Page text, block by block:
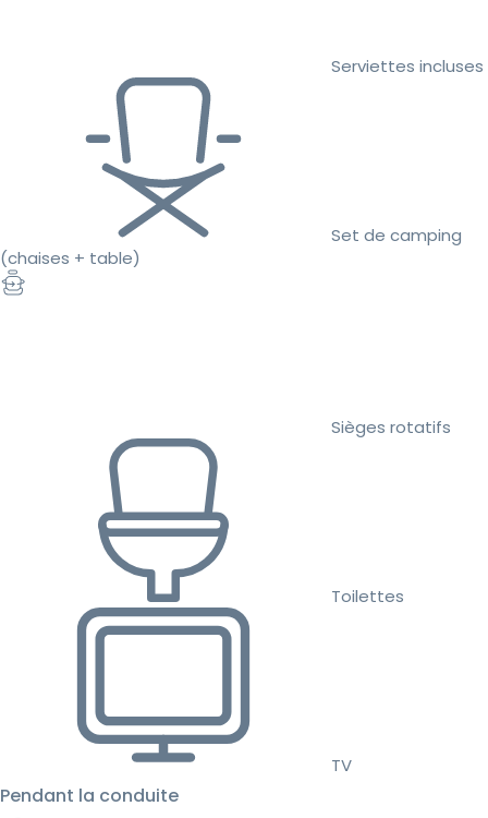
Serviettes incluses
Set de camping
(chaises + table)
Sièges rotatifs
Toilettes
TV
Pendant la conduite